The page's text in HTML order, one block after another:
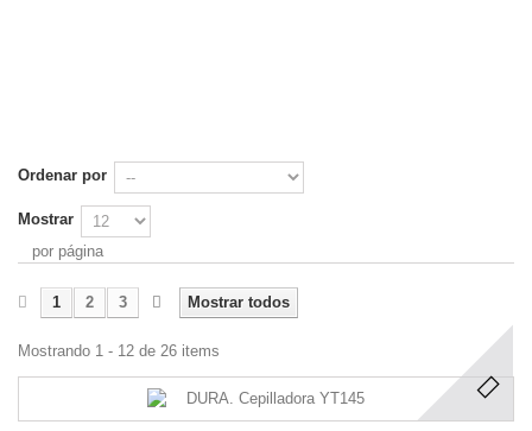
Ordenar por
Mostrar
por página
Mostrar todos
1 2 3
Mostrando 1 - 12 de 26 items